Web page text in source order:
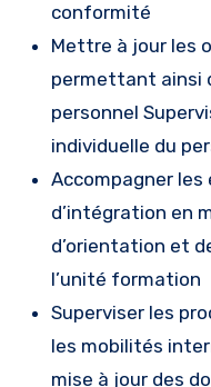
conformité
Mettre à jour les
permettant ainsi
personnel
individuelle du
Accompagner les
d’intégration en
d’orientation et
l’unité formation
Superviser les
les mobilités
mise à jour des